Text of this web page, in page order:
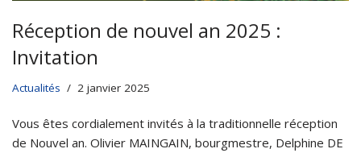
Réception de nouvel an 2025 :
Invitation
Actualités 2 janvier 2025
Vous êtes cordialement invités à la traditionnelle réception
de Nouvel an. Olivier MAINGAIN, bourgmestre, Delphine DE